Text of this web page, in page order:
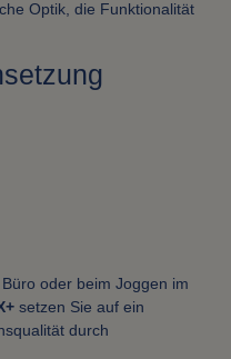
Optik, die Funktionalität
oder beim Joggen im
setzen Sie auf ein
durch